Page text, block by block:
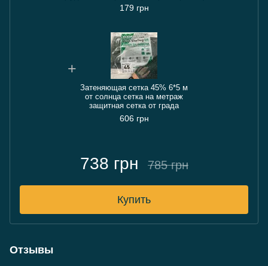
179 грн
Затеняющая сетка 45% 6*5 м
от солнца сетка на метраж
защитная сетка от града
606 грн
738 грн 785 грн
Купить
Отзывы